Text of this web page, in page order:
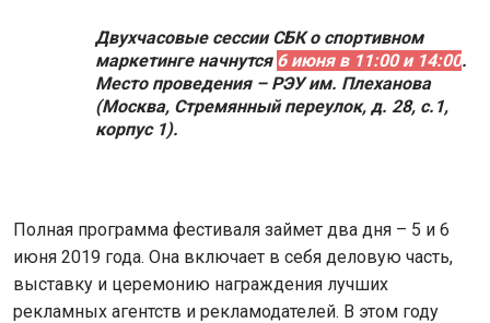
Двухчасовые сессии СБК о спортивном
маркетинге начнутся 6 июня в 11:00 и 14:00.
Место проведения – РЭУ им. Плеханова
(Москва, Стремянный переулок, д. 28, с.1,
корпус 1).
Полная программа фестиваля займет два дня – 5 и 6
июня 2019 года. Она включает в себя деловую часть,
выставку и церемонию награждения лучших
рекламных агентств и рекламодателей. В этом году